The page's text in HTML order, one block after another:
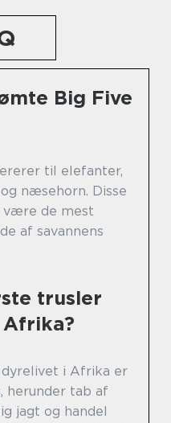
Big Five
til elefanter,
næsehorn. Disse
være de mest
af savannens
trusler
i Afrika er
herunder tab af
jagt og handel